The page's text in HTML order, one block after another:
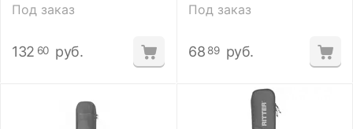
Под заказ
132 60 руб.
Под заказ
68 89 руб.